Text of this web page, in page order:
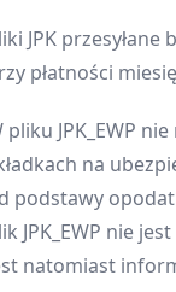
JPK
płatności
pliku JPK_EWP
na
podstawy
JPK_EWP nie
natomiast